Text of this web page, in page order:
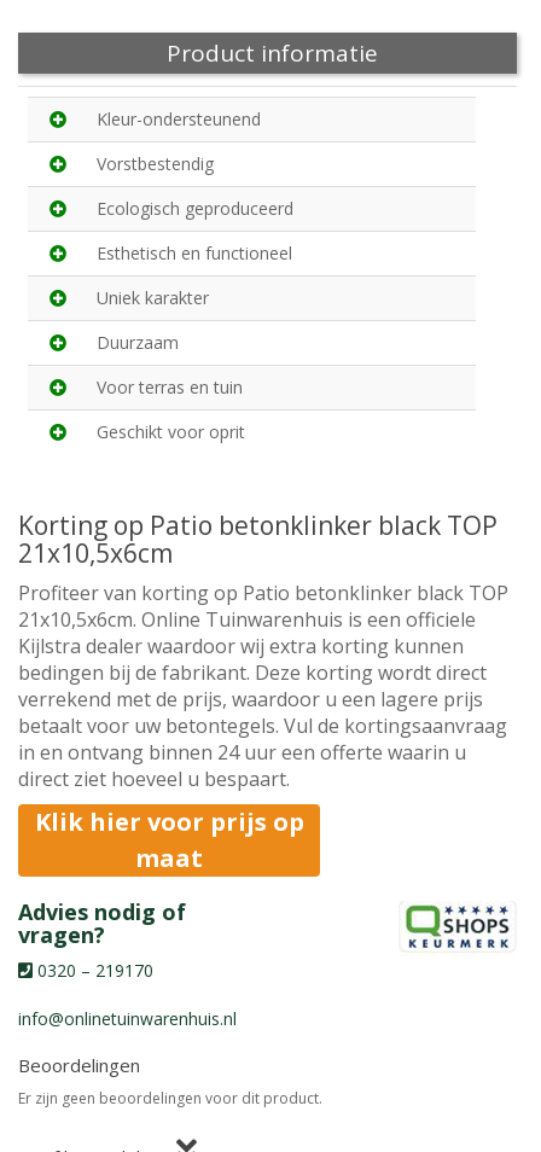
Product informatie
Kleur-ondersteunend
Vorstbestendig
Ecologisch geproduceerd
Esthetisch en functioneel
Uniek karakter
Duurzaam
Voor terras en tuin
Geschikt voor oprit
Korting op Patio betonklinker black TOP
21x10,5x6cm
Profiteer van korting op Patio betonklinker black TOP
21x10,5x6cm. Online Tuinwarenhuis is een officiele
Kijlstra dealer waardoor wij extra korting kunnen
bedingen bij de fabrikant. Deze korting wordt direct
verrekend met de prijs, waardoor u een lagere prijs
betaalt voor uw betontegels. Vul de kortingsaanvraag
in en ontvang binnen 24 uur een offerte waarin u
direct ziet hoeveel u bespaart.
Klik hier voor prijs op
maat
Advies nodig of
vragen?
0320 – 219170
info@onlinetuinwarenhuis.nl
Beoordelingen
Er zijn geen beoordelingen voor dit product.